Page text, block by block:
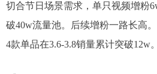
切合节日场景需求，单只视频增粉
破40w流量池。后续增粉一路长高。
4款单品在3.6-3.8销量累计突破12w。